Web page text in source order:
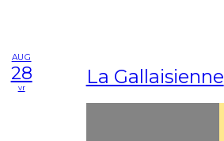
AUG
28
vr La Gallaisienne